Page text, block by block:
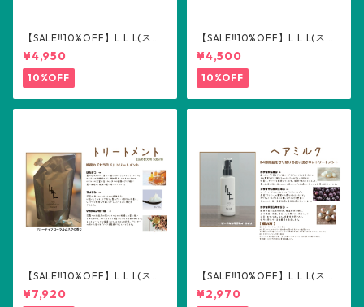
【SALE‼️10%OFF】L.L.L(スリ
ーエル) トリートメント300m
l
¥4,950
10%OFF
【SALE‼️10%OFF】L.L.L(スリ
ーエル) シャンプー300ml
¥4,500
10%OFF
【SALE‼️10%OFF】L.L.L(スリ
ーエル) トリートメント詰め替
え用500ml
¥7,920
【SALE‼️10%OFF】L.L.L(スリ
ーエル) ヘアミルク100ml
¥2,970